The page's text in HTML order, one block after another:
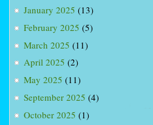
January 2025 (13)
February 2025 (5)
March 2025 (11)
April 2025 (2)
May 2025 (11)
September 2025 (4)
October 2025 (1)